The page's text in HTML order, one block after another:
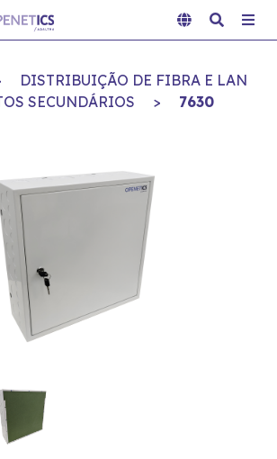
DISTRIBUIÇÃO DE FIBRA E LAN
SECUNDÁRIOS > 7630